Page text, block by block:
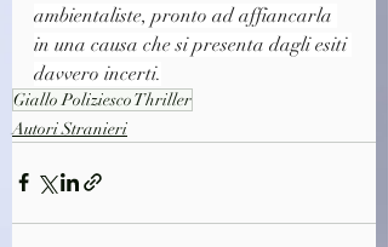
ambientaliste, pronto ad affiancarla
in una causa che si presenta dagli esiti
davvero incerti.
Giallo Poliziesco Thriller
Autori Stranieri